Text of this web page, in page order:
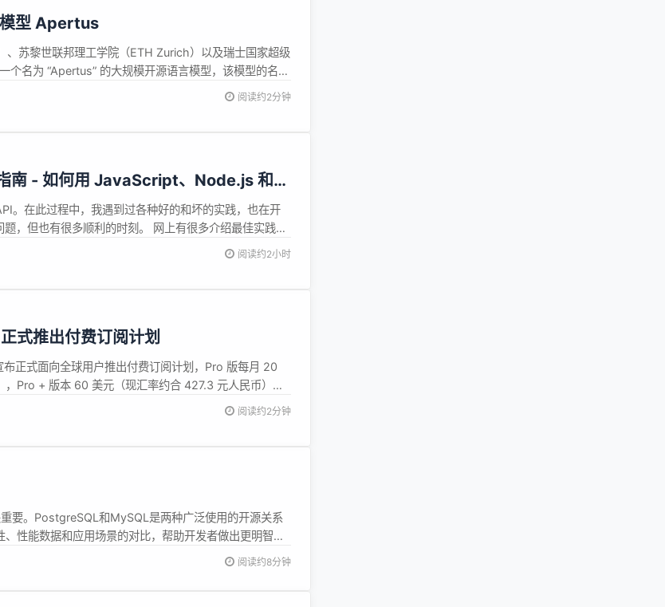
型 Apertus
、苏黎世联邦理工学院（ETH Zurich）以及瑞士国家超级
个名为 “Apertus” 的大规模开源语言模型，该模型的名字
上如 OpenAI 的 GPT 系列、Meta 的 Llama 和
阅读约2分钟
南 - 如何用 JavaScript、Node.js 和
。在此过程中，我遇到过各种好的和坏的实践，也在开
，但也有很多顺利的时刻。 网上有很多介绍最佳实践的
用性。只懂理论、没几个实例固然有一定价值，但我总
阅读约2小时
式推出付费订阅计划
正式面向全球用户推出付费订阅计划，Pro 版每月 20
Pro + 版本 60 美元（现汇率约合 427.3 元人民币）。
：智能补全代码，预测下一步操作，让编程更加轻松高
阅读约2分钟
要。PostgreSQL和MySQL是两种广泛使用的开源关系
性能数据和应用场景的对比，帮助开发者做出更明智的
PG）以功能丰富、标准合规...
阅读约8分钟